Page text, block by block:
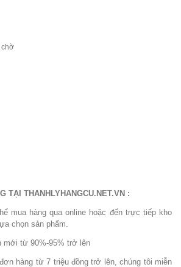
chờ
TẠI THANHLYHANGCU.NET.VN :
mua hàng qua online hoặc đến trực tiếp kho
chọn sản phẩm.
mới từ 90%-95% trở lên
hàng từ 7 triệu đồng trở lên, chúng tôi miễn